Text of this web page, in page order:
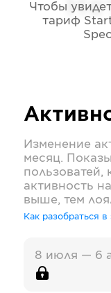
Чтобы
тариф
Изменение
месяц.
пользоватей,
активность
выше, тем
Как разобраться
8 июля — 6